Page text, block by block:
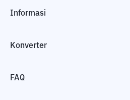
Informasi
Konverter
FAQ